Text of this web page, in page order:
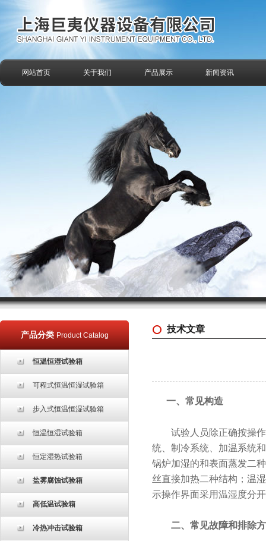
网站首页 关于我们 产品展示 新闻资讯
产品分类 Product Catalog
恒温恒湿试验箱
可程式恒温恒湿试验箱
步入式恒温恒湿试验箱
恒温恒湿试验箱
恒定湿热试验箱
盐雾腐蚀试验箱
高低温试验箱
冷热冲击试验箱
技术文章
一、常见构造
试验人员除正确按操作
统、制冷系统、加温系统
锅炉加湿的和表面蒸发二
丝直接加热二种结构；温
示操作界面采用温湿度分
二、常见故障和排除